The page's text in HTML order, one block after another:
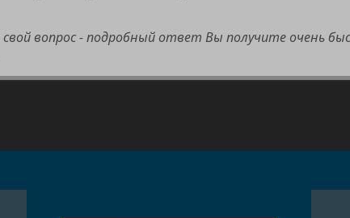
свой вопрос - подробный ответ Вы получите очень